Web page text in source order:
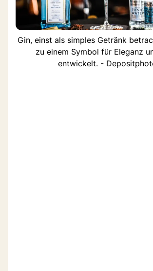
Gin, einst als simples Getränk
zu einem Symbol für Eleganz
entwickelt. -